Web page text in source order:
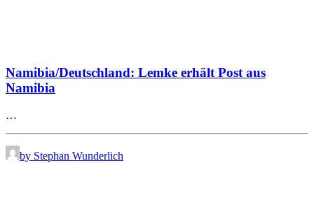
Namibia/Deutschland: Lemke erhält Post aus
Namibia
…
by Stephan Wunderlich